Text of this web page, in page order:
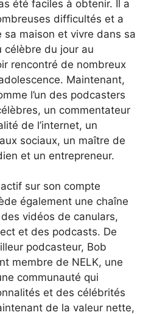
été faciles à obtenir. Il a
difficultés et a
sa maison et vivre dans sa
célèbre du jour au
rencontré de nombreux
Maintenant,
l’un des podcasters
un commentateur
de l’internet, un
sociaux, un maître de
et un entrepreneur.
sur son compte
également une chaîne
vidéos de canulars,
et des podcasts. De
podcasteur, Bob
membre de NELK, une
communauté qui
et des célébrités
de la valeur nette,